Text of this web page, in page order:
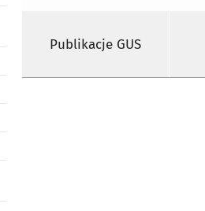
Publikacje GUS